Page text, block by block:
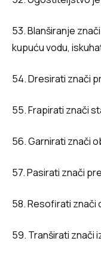
53. Blanširanje
kupuću vodu,
54. Dresirati znači
55. Frapirati znači
56. Garnirati znači
57. Pasirati znači
58. Resofirati znači
59. Tranširati znači